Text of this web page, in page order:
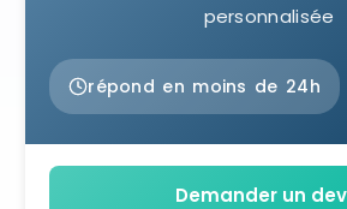
personnalisée
répond en moins de 24h
Demander un